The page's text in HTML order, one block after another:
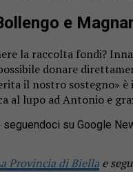
e
la raccolta fondi?
donare
il nostro sostegno»
al lupo ad Antonio e
seguendoci su Google
Provincia di Biella e